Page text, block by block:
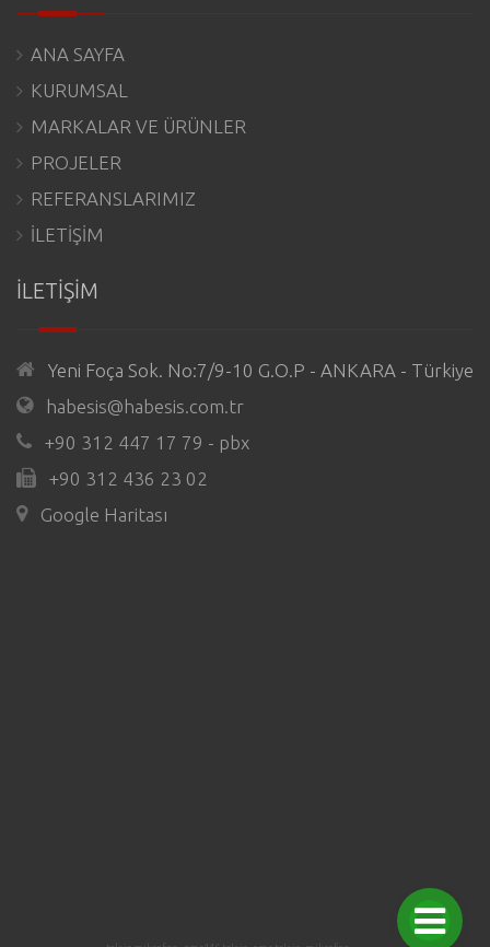
ANA SAYFA
KURUMSAL
MARKALAR VE ÜRÜNLER
PROJELER
REFERANSLARIMIZ
İLETİŞİM
İLETİŞİM
Yeni Foça Sok. No:7/9-10 G.O.P - ANKARA - Türkiye
habesis@habesis.com.tr
+90 312 447 17 79 - pbx
+90 312 436 23 02
Google Haritası